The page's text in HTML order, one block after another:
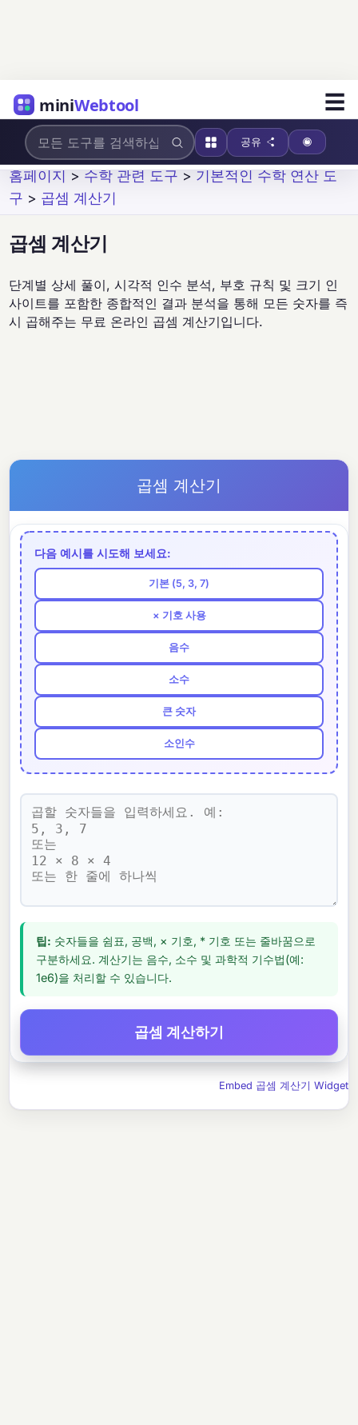
miniWebtool ☰
공유
홈페이지 > 수학 관련 도구 > 기본적인 수학 연산 도
구 > 곱셈 계산기
곱셈 계산기
단계별 상세 풀이, 시각적 인수 분석, 부호 규칙 및 크기 인
사이트를 포함한 종합적인 결과 분석을 통해 모든 숫자를 즉
시 곱해주는 무료 온라인 곱셈 계산기입니다.
곱셈 계산기
다음 예시를 시도해 보세요:
기본 (5, 3, 7)
× 기호 사용
음수
소수
큰 숫자
소인수
팁: 숫자들을 쉼표, 공백, × 기호, * 기호 또는 줄바꿈으로
구분하세요. 계산기는 음수, 소수 및 과학적 기수법(예:
1e6)을 처리할 수 있습니다.
Embed 곱셈 계산기 Widget